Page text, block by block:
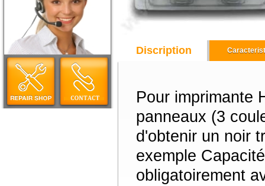
Discription
Pour imprimante
panneaux (3
d'obtenir un noir
exemple
obligatoirement